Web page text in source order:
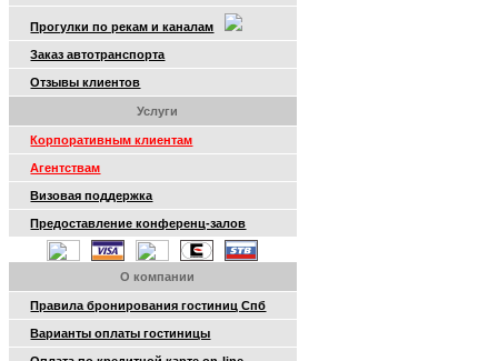
Прогулки по рекам и каналам
Заказ автотранспорта
Отзывы клиентов
Услуги
Корпоративным клиентам
Агентствам
Визовая поддержка
Предоставление конференц-залов
О компании
Правила бронирования гостиниц Спб
Варианты оплаты гостиницы